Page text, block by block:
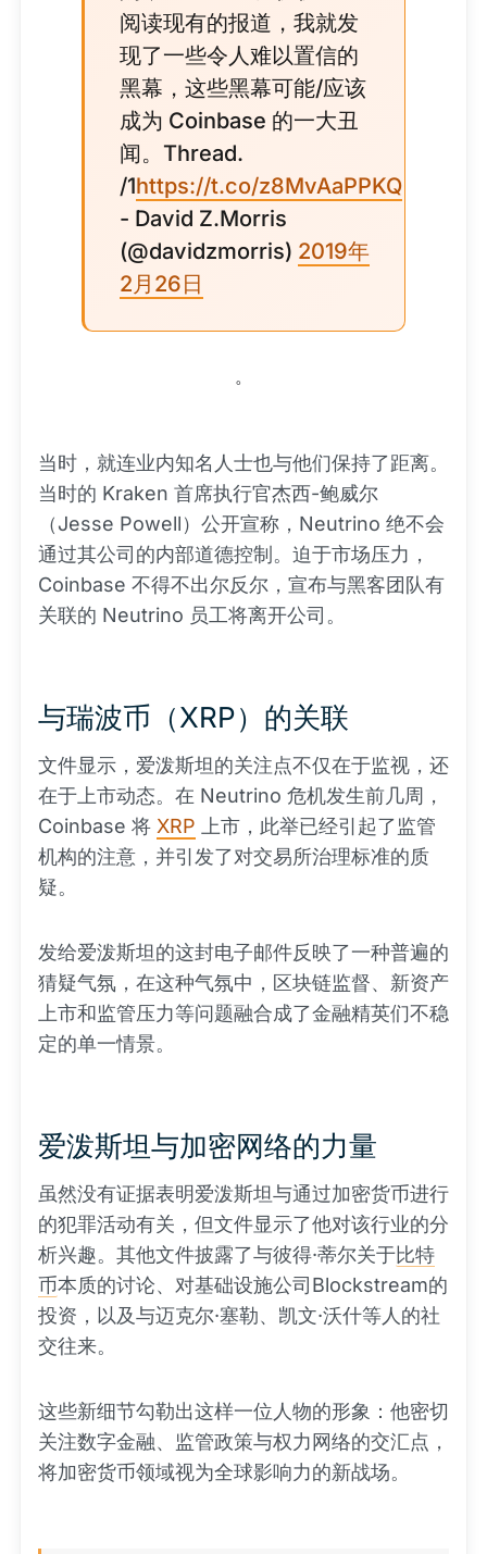
阅读现有的报道，我就发
现了一些令人难以置信的
黑幕，这些黑幕可能/应该
成为 Coinbase 的一大丑
闻。Thread.
/1https://t.co/z8MvAaPPKQ
- David Z.Morris
(@davidzmorris) 2019年
2月26日
。
当时，就连业内知名人士也与他们保持了距离。
当时的 Kraken 首席执行官杰西-鲍威尔
（Jesse Powell）公开宣称，Neutrino 绝不会
通过其公司的内部道德控制。迫于市场压力，
Coinbase 不得不出尔反尔，宣布与黑客团队有
关联的 Neutrino 员工将离开公司。
与瑞波币（XRP）的关联
文件显示，爱泼斯坦的关注点不仅在于监视，还
在于上市动态。在 Neutrino 危机发生前几周，
Coinbase 将 XRP 上市，此举已经引起了监管
机构的注意，并引发了对交易所治理标准的质
疑。
发给爱泼斯坦的这封电子邮件反映了一种普遍的
猜疑气氛，在这种气氛中，区块链监督、新资产
上市和监管压力等问题融合成了金融精英们不稳
定的单一情景。
爱泼斯坦与加密网络的力量
虽然没有证据表明爱泼斯坦与通过加密货币进行
的犯罪活动有关，但文件显示了他对该行业的分
析兴趣。其他文件披露了与彼得·蒂尔关于比特
币本质的讨论、对基础设施公司Blockstream的
投资，以及与迈克尔·塞勒、凯文·沃什等人的社
交往来。
这些新细节勾勒出这样一位人物的形象：他密切
关注数字金融、监管政策与权力网络的交汇点，
将加密货币领域视为全球影响力的新战场。